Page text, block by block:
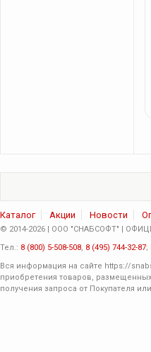
Каталог Акции Новости
© 2014-2026 | ООО "СНАБСОФТ" |
Тел.: 8 (800) 5-508-508, 8 (495) 744-32-87;
Вся информация на сайте https://
приобретения товаров,
получения запроса от Покупателя